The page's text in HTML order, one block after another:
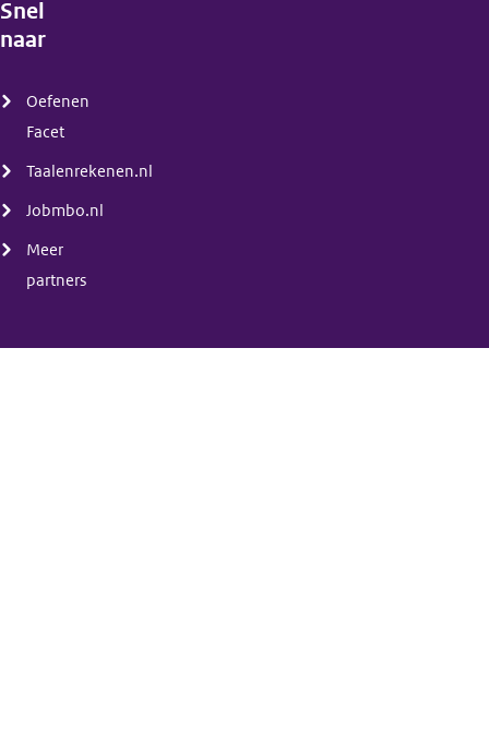
Snel
naar
Oefenen
Facet
Taalenrekenen.nl
Jobmbo.nl
Meer
partners